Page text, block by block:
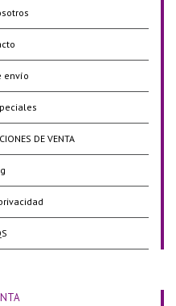
envío
DE VENTA